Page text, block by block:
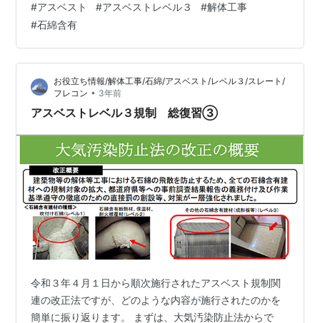
#アスベスト #アスベストレベル３ #解体工事
#石綿含有
お役立ち情報/解体工事/石綿/アスベスト/レベル３/スレート/
フレコン • 3年前
アスベストレベル３規制 総復習③
令和３年４月１日から順次施行されたアスベスト規制関
連の改正法ですが、どのような内容が施行されたのかを
簡単に振り返ります。 まずは、大気汚染防止法からで